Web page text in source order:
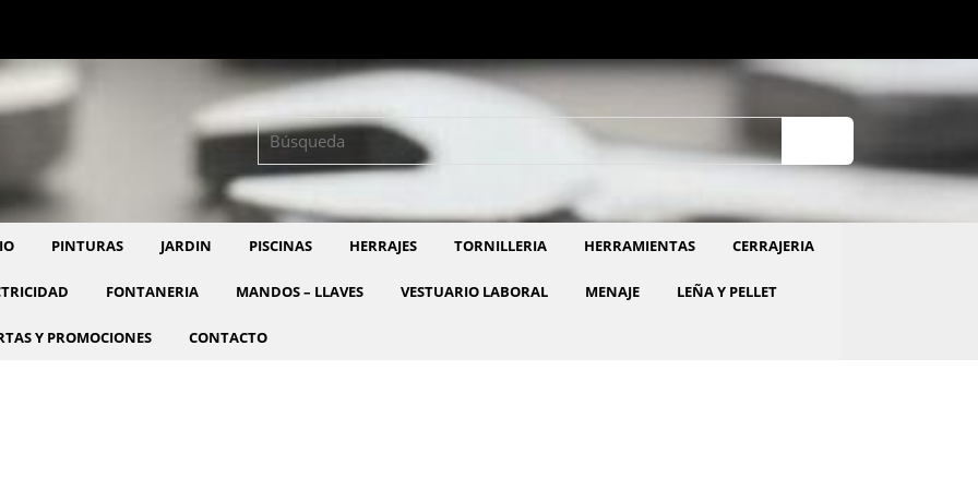
Buscar:
PINTURAS JARDIN PISCINAS HERRAJES TORNILLERIA HERRAMIENTAS CERRAJERIA
FONTANERIA MANDOS – LLAVES VESTUARIO LABORAL MENAJE LEÑA Y PELLET
Y PROMOCIONES CONTACTO